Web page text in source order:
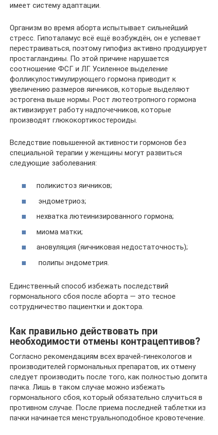
имеет систему адаптации.
Организм во время аборта испытывает сильнейший
стресс. Гипоталамус всё ещё возбуждён, он е успевает
перестраиваться, поэтому гипофиз активно продуцирует
простагландины. По этой причине нарушается
соотношение ФСГ и ЛГ. Усиленное выделение
фолликулостимулирующего гормона приводит к
увеличению размеров яичников, которые выделяют
эстрогена выше нормы. Рост лютеотропного гормона
активизирует работу надпочечников, которые
производят глюкокортикостероиды.
Вследствие повышенной активности гормонов без
специальной терапии у женщины могут развиться
следующие заболевания:
поликистоз яичников;
эндометриоз;
нехватка лютеинизированного гормона;
миома матки;
ановуляция (яичниковая недостаточность);
полипы эндометрия.
Единственный способ избежать последствий
гормонального сбоя после аборта — это тесное
сотрудничество пациентки и доктора.
Как правильно действовать при
необходимости отмены контрацептивов?
Согласно рекомендациям всех врачей-гинекологов и
производителей гормональных препаратов, их отмену
следует производить после того, как полностью допита
пачка. Лишь в таком случае можно избежать
гормонального сбоя, который обязательно случиться в
противном случае. После приема последней таблетки из
пачки начинается менструальноподобное кровотечение.